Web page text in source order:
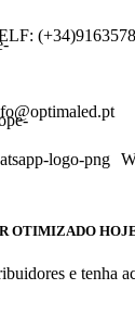
OTIMIZADO
e tenha